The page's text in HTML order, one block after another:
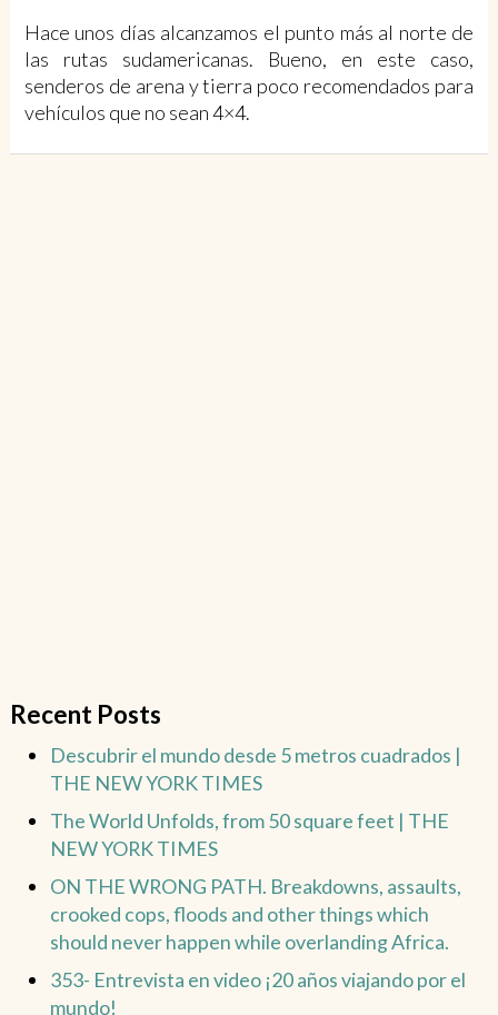
Hace unos días alcanzamos el punto más al norte de
las rutas sudamericanas. Bueno, en este caso,
senderos de arena y tierra poco recomendados para
vehículos que no sean 4×4.
Recent Posts
Descubrir el mundo desde 5 metros cuadrados |
THE NEW YORK TIMES
The World Unfolds, from 50 square feet | THE
NEW YORK TIMES
ON THE WRONG PATH. Breakdowns, assaults,
crooked cops, floods and other things which
should never happen while overlanding Africa.
353- Entrevista en video ¡20 años viajando por el
mundo!